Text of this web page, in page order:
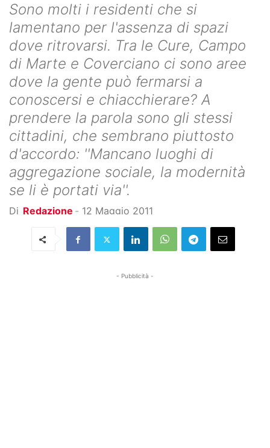
Sono molti i residenti che si
lamentano per l'assenza di spazi
dove ritrovarsi. Tra le Cure, Campo
di Marte e Coverciano ci sono aree
dove la gente può fermarsi a
conoscersi e chiacchierare? A
prendere la parola sono gli stessi
cittadini, che sembrano piuttosto
d'accordo: ''Mancano luoghi di
aggregazione sociale, la modernità
se li è portati via''.
Di Redazione - 12 Maggio 2011
- Pubblicità -